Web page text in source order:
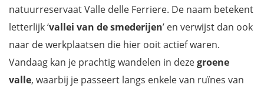
natuurreservaat Valle delle Ferriere. De naam betekent
letterlijk ‘vallei van de smederijen’ en verwijst dan ook
naar de werkplaatsen die hier ooit actief waren.
Vandaag kan je prachtig wandelen in dezegroene
valle, waarbij je passeert langs enkele van ruïnes van